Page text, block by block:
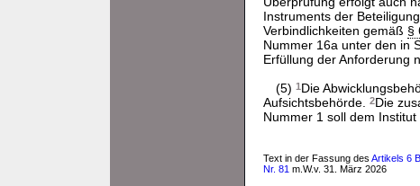
Instruments der
Verbindlichkeiten gemäß §
Nummer 16a unter den in
Erfüllung der Anforderung
(5) 1Die
Aufsichtsbehörde.
2Die
Nummer 1 soll dem Institut
Text in der Fassung des Artikels 6
Nr. 81 m.W.v. 31. März 2026